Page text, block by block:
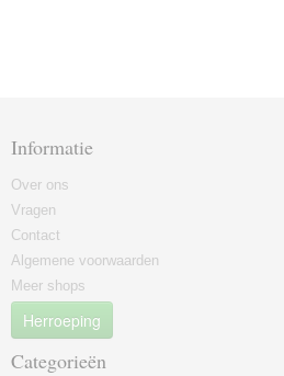
Informatie
Over ons
Vragen
Contact
Algemene voorwaarden
Meer shops
Herroeping
Categorieën